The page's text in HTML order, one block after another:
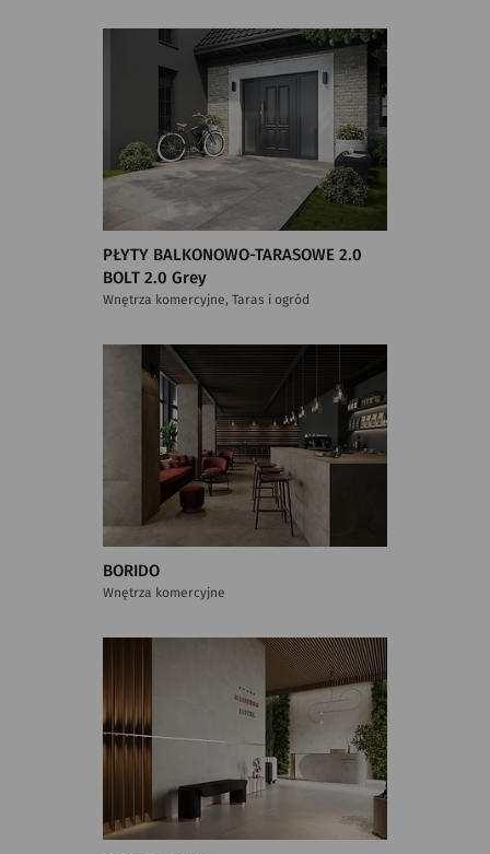
PŁYTY BALKONOWO-TARASOWE 2.0
BOLT 2.0 Grey
Wnętrza komercyjne, Taras i ogród
BORIDO
Wnętrza komercyjne